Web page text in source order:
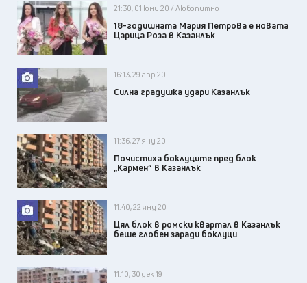
21:30, 01 юни 20 / Любопитно
18-годишната Мария Петрова е новата
Царица Роза в Казанлък
16:13, 29 апр 20
Силна градушка удари Казанлък
11:36, 27 яну 20
Почистиха боклуците пред блок
„Кармен“ в Казанлък
11:40, 22 яну 20
Цял блок в ромски квартал в Казанлък
беше глобен заради боклуци
11:10, 30 дек 19